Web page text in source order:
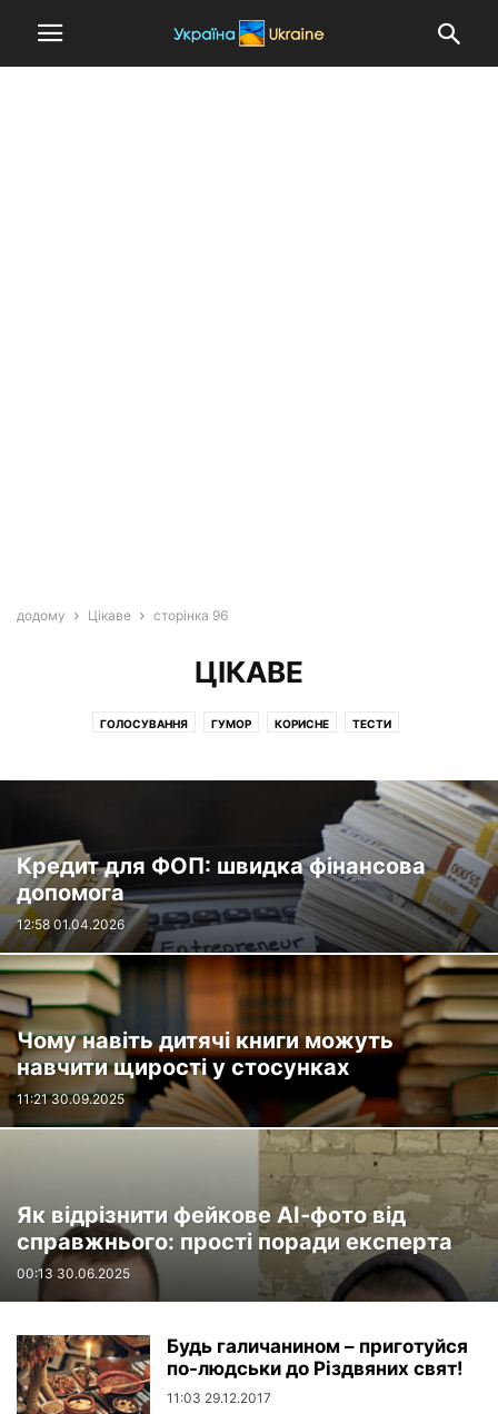
додому Цікаве сторінка 96
ЦІКАВЕ
ГОЛОСУВАННЯ ГУМОР КОРИСНЕ ТЕСТИ
Кредит для ФОП: швидка фінансова
допомога
12:58 01.04.2026
Чому навіть дитячі книги можуть
навчити щирості у стосунках
11:21 30.09.2025
Як відрізнити фейкове AI‑фото від
справжнього: прості поради експерта
00:13 30.06.2025
Будь галичанином – приготуйся
по-людськи до Різдвяних свят!
11:03 29.12.2017